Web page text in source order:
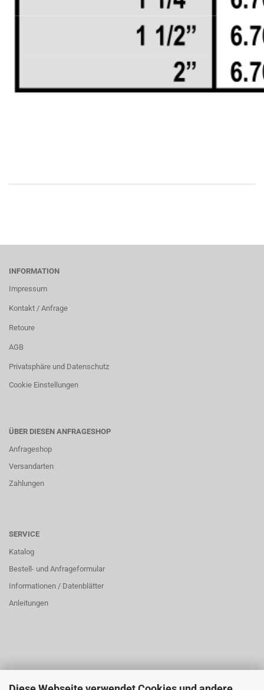
INFORMATION
Impressum
Kontakt / Anfrage
Retoure
AGB
Privatsphäre und Datenschutz
Cookie Einstellungen
ÜBER DIESEN ANFRAGESHOP
Anfrageshop
Versandarten
Zahlungen
SERVICE
Katalog
Bestell- und Anfrageformular
Informationen / Datenblätter
Anleitungen
ÜBER UNS